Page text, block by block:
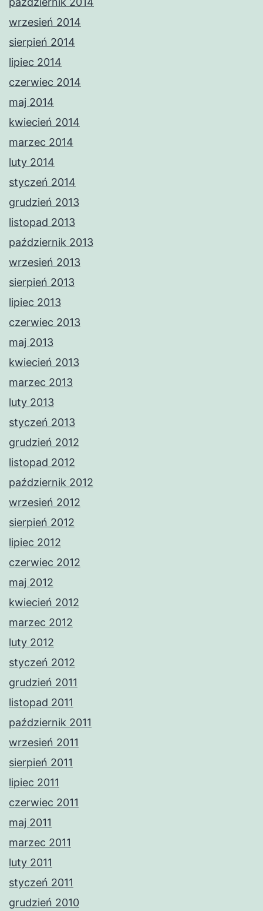
wrzesień 2014
sierpień 2014
lipiec 2014
czerwiec 2014
maj 2014
kwiecień 2014
marzec 2014
luty 2014
styczeń 2014
grudzień 2013
listopad 2013
październik 2013
wrzesień 2013
sierpień 2013
lipiec 2013
czerwiec 2013
maj 2013
kwiecień 2013
marzec 2013
luty 2013
styczeń 2013
grudzień 2012
listopad 2012
październik 2012
wrzesień 2012
sierpień 2012
lipiec 2012
czerwiec 2012
maj 2012
kwiecień 2012
marzec 2012
luty 2012
styczeń 2012
grudzień 2011
listopad 2011
październik 2011
wrzesień 2011
sierpień 2011
lipiec 2011
czerwiec 2011
maj 2011
marzec 2011
luty 2011
styczeń 2011
grudzień 2010